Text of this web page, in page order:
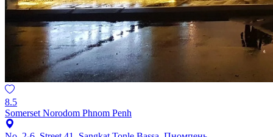
8.5
Somerset Norodom Phnom Penh